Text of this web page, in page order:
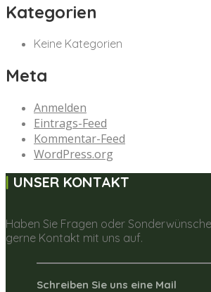
Kategorien
Keine Kategorien
Meta
Anmelden
Eintrags-Feed
Kommentar-Feed
WordPress.org
UNSER KONTAKT
Haben Sie Fragen oder
gerne Kontakt mit uns auf.
Schreiben Sie uns eine Mail